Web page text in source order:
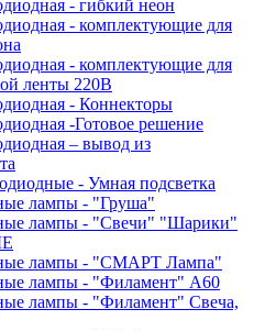
- гибкий неон
- комплектующие для
- комплектующие для
ленты 220В
- Коннекторы
-Готовое решение
– вывод из
- Умная подсветка
лампы - "Груша"
лампы - "Свечи" "Шарики"
лампы - "СМАРТ Лампа"
лампы - "Филамент" A60
лампы - "Филамент" Свеча,